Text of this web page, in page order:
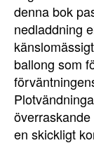
denna bok
nedladdning
ballong som
en skickligt